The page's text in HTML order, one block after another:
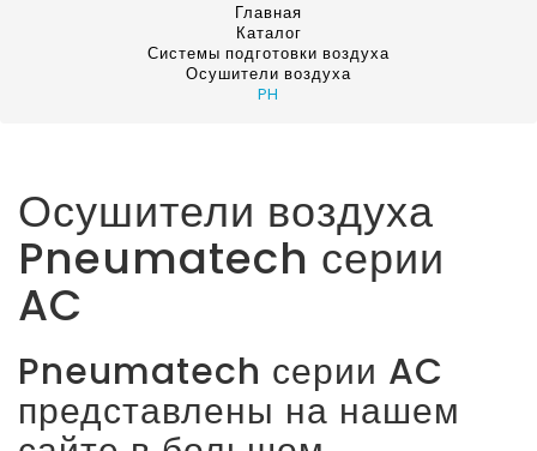
Главная
Каталог
Системы подготовки воздуха
Осушители воздуха
PH
Осушители воздуха
Pneumatech серии
AC
Pneumatech серии AC
представлены на нашем